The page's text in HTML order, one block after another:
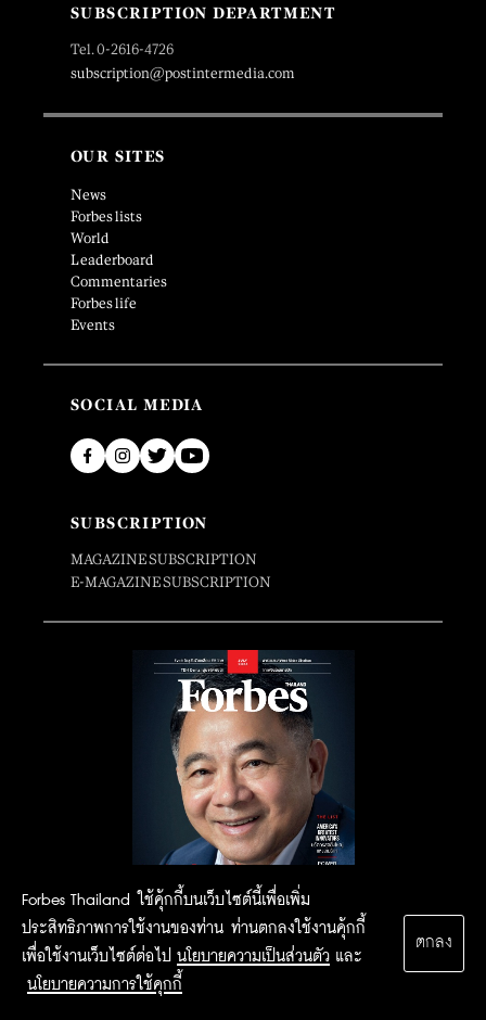
Forbes Thailand ใช้คุ้กกี้บนเว็บไซต์นี้เพื่อเพิ่ม
ประสิทธิภาพการใช้งานของท่าน ท่านตกลงใช้งานคุ้กกี้
เพื่อใช้งานเว็บไซต์ต่อไป นโยบายความเป็นส่วนตัว และ
นโยบายความการใช้คุกกี้
ตกลง
SUBSCRIPTION DEPARTMENT
Tel. 0-2616-4726
subscription@postintermedia.com
OUR SITES
News
Forbes lists
World
Leaderboard
Commentaries
Forbes life
Events
SOCIAL MEDIA
SUBSCRIPTION
MAGAZINE SUBSCRIPTION
E-MAGAZINE SUBSCRIPTION
2015 Forbesthailand.com ALL RIGHTS RESERVED